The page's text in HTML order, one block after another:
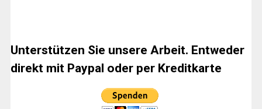
Unterstützen Sie unsere Arbeit. Entweder
direkt mit Paypal oder per Kreditkarte